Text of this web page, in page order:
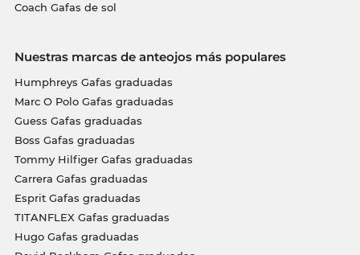
Coach Gafas de sol
Nuestras marcas de anteojos más populares
Humphreys Gafas graduadas
Marc O Polo Gafas graduadas
Guess Gafas graduadas
Boss Gafas graduadas
Tommy Hilfiger Gafas graduadas
Carrera Gafas graduadas
Esprit Gafas graduadas
TITANFLEX Gafas graduadas
Hugo Gafas graduadas